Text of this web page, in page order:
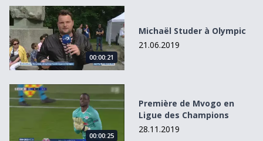
Michaël Studer à Olympic
00:00:21
Michaël Studer à Olympic
21.06.2019
Première de Mvogo en Ligue des Champions
00:00:25
Première de Mvogo en
Ligue des Champions
28.11.2019